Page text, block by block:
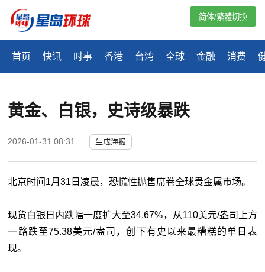
首页 快讯 时事 香港 台湾 全球 金融 消费
简体/繁體切換
黄金、白银，史诗级暴跌
2026-01-31 08:31 生成海报
北京时间1月31日凌晨，恐慌性抛售席卷全球贵金属市场。
现货白银日内跌幅一度扩大至34.67%，从110美元/盎司上方
一路跌至75.38美元/盎司，创下有史以来最糟糕的单日表
现。